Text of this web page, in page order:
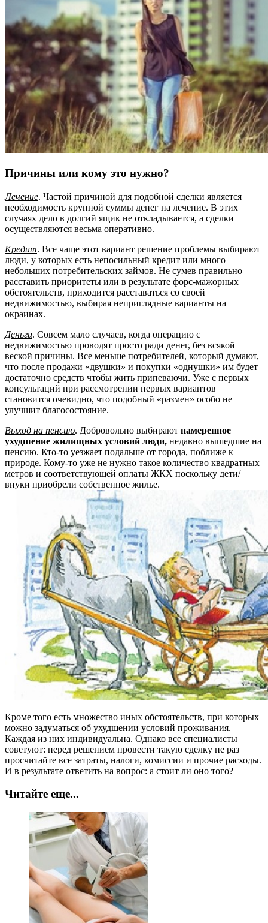
Причины или кому это нужно?
Лечение. Частой причиной для подобной сделки является
необходимость крупной суммы денег на лечение. В этих
случаях дело в долгий ящик не откладывается, а сделки
осуществляются весьма оперативно.
Кредит. Все чаще этот вариант решение проблемы выбирают
люди, у которых есть непосильный кредит или много
небольших потребительских займов. Не сумев правильно
расставить приоритеты или в результате форс-мажорных
обстоятельств, приходится расставаться со своей
недвижимостью, выбирая неприглядные варианты на
окраинах.
Деньги. Совсем мало случаев, когда операцию с
недвижимостью проводят просто ради денег, без всякой
веской причины. Все меньше потребителей, который думают,
что после продажи «двушки» и покупки «однушки» им будет
достаточно средств чтобы жить припеваючи. Уже с первых
консультаций при рассмотрении первых вариантов
становится очевидно, что подобный «размен» особо не
улучшит благосостояние.
Выход на пенсию. Добровольно выбирают намеренное
ухудшение жилищных условий люди, недавно вышедшие на
пенсию. Кто-то уезжает подальше от города, поближе к
природе. Кому-то уже не нужно такое количество квадратных
метров и соответствующей оплаты ЖКХ поскольку дети/
внуки приобрели собственное жилье.
Кроме того есть множество иных обстоятельств, при которых
можно задуматься об ухудшении условий проживания.
Каждая из них индивидуальна. Однако все специалисты
советуют: перед решением провести такую сделку не раз
просчитайте все затраты, налоги, комиссии и прочие расходы.
И в результате ответить на вопрос: а стоит ли оно того?
Читайте еще...